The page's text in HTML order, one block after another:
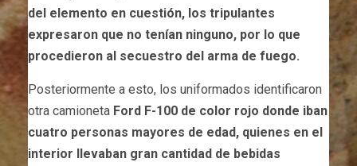
del elemento en cuestión, los tripulantes
expresaron que no tenían ninguno, por lo que
procedieron al secuestro del arma de fuego.
Posteriormente a esto, los uniformados identificaron
otra camioneta Ford F-100 de color rojo donde iban
cuatro personas mayores de edad, quienes en el
interior llevaban gran cantidad de bebidas